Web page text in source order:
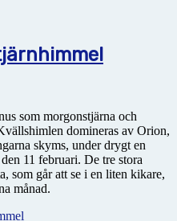
som morgonstjärna och
domineras av Orion,
skyms, under drygt en
11 februari. De tre stora
som går att se i en liten kikare,
månad.